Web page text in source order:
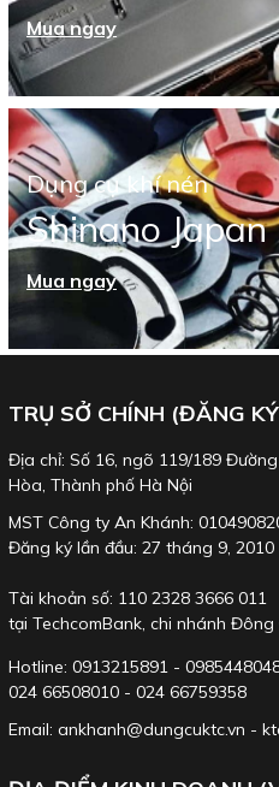
Mua ngay
Dụng cụ khí nén
Shinano Japan
Mua ngay
TRỤ SỞ CHÍNH (ĐĂNG
Địa chỉ: Số 16, ngõ 119/189
Hòa, Thành phố Hà Nội
MST Công ty An Khánh:
Đăng ký lần đầu: 27 tháng 9, 2010
Tài khoản số: 110 2328 3666 011
tại TechcomBank, chi nhánh Đông
Hotline: 0913215891 -
024 66508010 - 024 66759358
Email: ankhanh@dungcuktc.vn -